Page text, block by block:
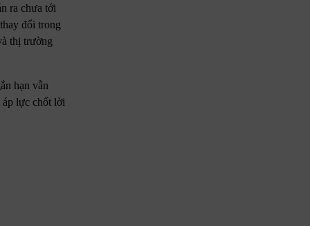
ra chưa tới
đổi trong
thị trường
hạn vẫn
lực chốt lời